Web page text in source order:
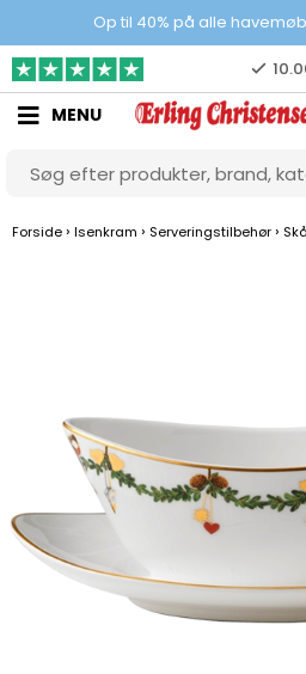
Op til 40% på alle
Gratis &
MENU
Forside › Isenkram › Serveringstilbehør ›